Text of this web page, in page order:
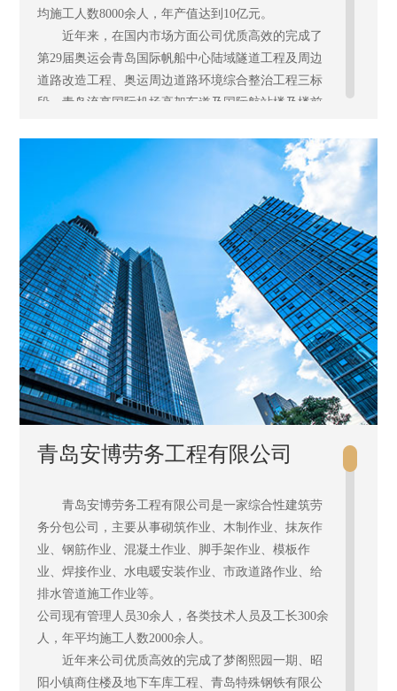
均施工人数8000余人，年产值达到10亿元。
近年来，在国内市场方面公司优质高效的完成了
第29届奥运会青岛国际帆船中心陆域隧道工程及周边
道路改造工程、奥运周边道路环境综合整治工程三标
段、青岛流亭国际机场高架车道及国际航站楼及楼前
管执法局办公楼安装工程、烟台旭家国际双星二期土
建及安装工程、青岛杭州支路－鞍山路高架桥工程、
铁路石家庄--武汉客运专线河南段、武汉—孝感客运专
线现浇连续梁工程和悬臂现浇连续梁、京沪高铁江苏
段轨道板安装工程等市政、公路、铁路、园林及土建
项目建设。
目前在建青岛地铁一号线工程瓦屋庄停车场（上盖）
主体结构二次结构劳务分包工程、米蓝公馆项目（1.3
期5#楼及车库）、海尔云世界C1地块总包工程（东
区）、浮山生态公园（崂山区）浮山前项目周边环境
整治工程、邹平县月河一路（黄山五路至北外环段）
道路项目及监理项目SG02（施工标）：月河一路桩号
2+000-桩号3+711.947施工（不包含肖镇干渠桥）工
硅谷核心区市政基础设施建设PPP项目社区改造市政配
（48#-51#楼）项目机电预埋及安装工程等项目进展顺
利，受到业主及上级主管部门的好评。
公司坚持走质量兴业之路，本着“以人为本”的服务理
念服务社会，拓宽市场、加快发展。是青建集团股份
公司、青岛海德工程集团股份有限公司等单位的十佳
劳务合作队伍。
公司管理先进、资信良好、技术领先、人力资源雄
厚，秉承“诚信敬业、创造卓越、合作共赢、和谐发
展”的企业精神，以“高效、优质、诚信、务实”的态度
青岛安博劳务工程有限公司
青岛安博劳务工程有限公司是一家综合性建筑劳
务分包公司，主要从事砌筑作业、木制作业、抹灰作
业、钢筋作业、混凝土作业、脚手架作业、模板作
业、焊接作业、水电暖安装作业、市政道路作业、给
排水管道施工作业等。
公司现有管理人员30余人，各类技术人员及工长300余
人，年平均施工人数2000余人。
近年来公司优质高效的完成了梦阁熙园一期、昭
阳小镇商住楼及地下车库工程、青岛特殊钢铁有限公